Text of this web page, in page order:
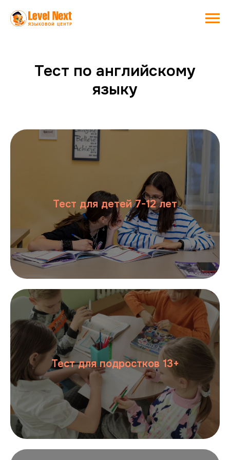
Тест по английскому
языку
Тест для детей 7-12 лет
Тест для подростков 13+